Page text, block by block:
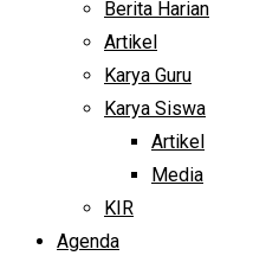
Berita Harian
Artikel
Karya Guru
Karya Siswa
Artikel
Media
KIR
Agenda